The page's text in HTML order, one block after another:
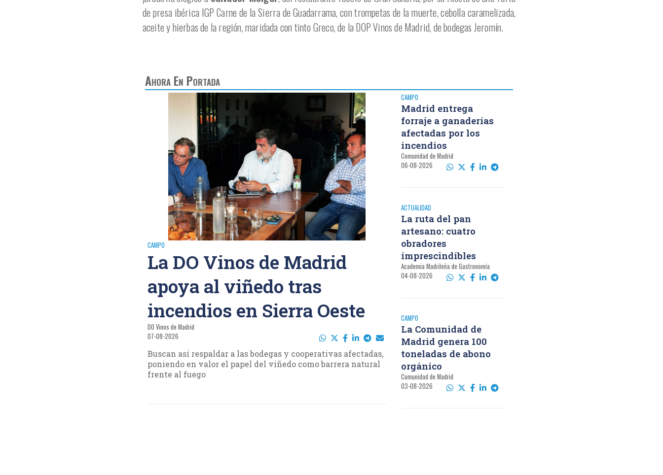
de presa ibérica IGP Carne de la Sierra de Guadarrama, con trompetas de la muerte, cebolla caramelizada,
aceite y hierbas de la región, maridada con tinto Greco, de la DOP Vinos de Madrid, de bodegas Jeromín.
Ahora En Portada
CAMPO
La DO Vinos de Madrid
apoya al viñedo tras
incendios en Sierra Oeste
DO Vinos de Madrid
07-08-2026
Buscan así respaldar a las bodegas y cooperativas afectadas,
poniendo en valor el papel del viñedo como barrera natural
frente al fuego
CAMPO
Madrid entrega
forraje a ganaderías
afectadas por los
incendios
Comunidad de Madrid
06-08-2026
ACTUALIDAD
La ruta del pan
artesano: cuatro
obradores
imprescindibles
Academia Madrileña de Gastronomía
04-08-2026
CAMPO
La Comunidad de
Madrid genera 100
toneladas de abono
orgánico
Comunidad de Madrid
03-08-2026